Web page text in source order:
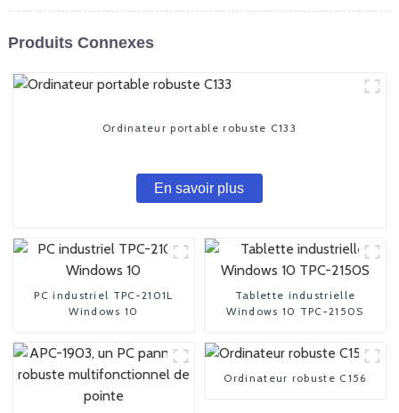
Produits Connexes
Ordinateur portable robuste C133
En savoir plus
PC industriel TPC-2101L
Windows 10
Tablette industrielle
Windows 10 TPC-2150S
Ordinateur robuste C156